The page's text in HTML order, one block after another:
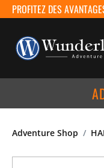
PROFITEZ DES
Adventure Shop